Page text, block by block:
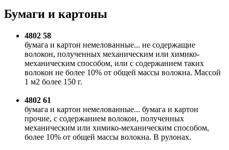
Бумаги и картоны
4802 58
бумага и картон немелованные... не содержащие
волокон, полученных механическим или химико-
механическим способом, или с содержанием таких
волокон не более 10% от общей массы волокна. Массой
1 м2 более 150 г.
4802 61
бумага и картон немелованные... бумага и картон
прочие, с содержанием волокон, полученных
механическим или химико-механическим способом,
более 10% от общей массы волокна. В рулонах.